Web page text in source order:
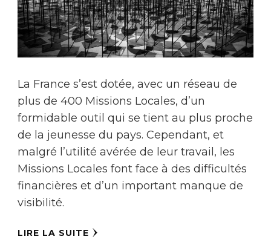
La France s’est dotée, avec un réseau de
plus de 400 Missions Locales, d’un
formidable outil qui se tient au plus proche
de la jeunesse du pays. Cependant, et
malgré l’utilité avérée de leur travail, les
Missions Locales font face à des difficultés
financières et d’un important manque de
visibilité.
LIRE LA SUITE